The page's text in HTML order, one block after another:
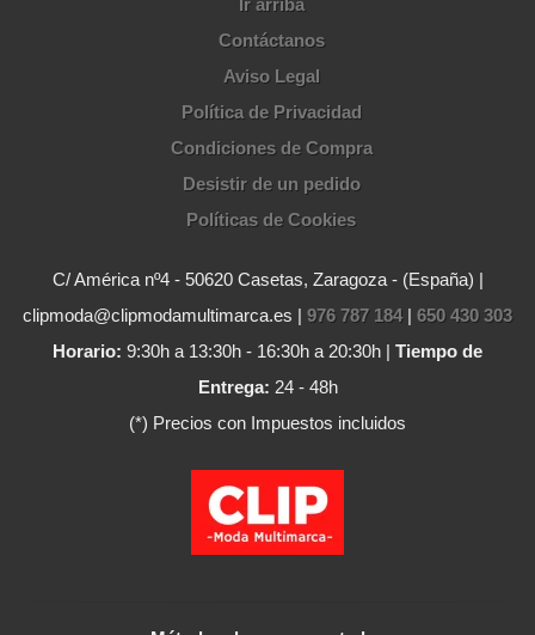
Ir arriba
Contáctanos
Aviso Legal
Política de Privacidad
Condiciones de Compra
Desistir de un pedido
Políticas de Cookies
C/ América nº4 - 50620 Casetas, Zaragoza - (España) |
clipmoda@clipmodamultimarca.es | 976 787 184| 650 430 303
Horario: 9:30h a 13:30h - 16:30h a 20:30h | Tiempo de
Entrega: 24 - 48h
(*) Precios con Impuestos incluidos